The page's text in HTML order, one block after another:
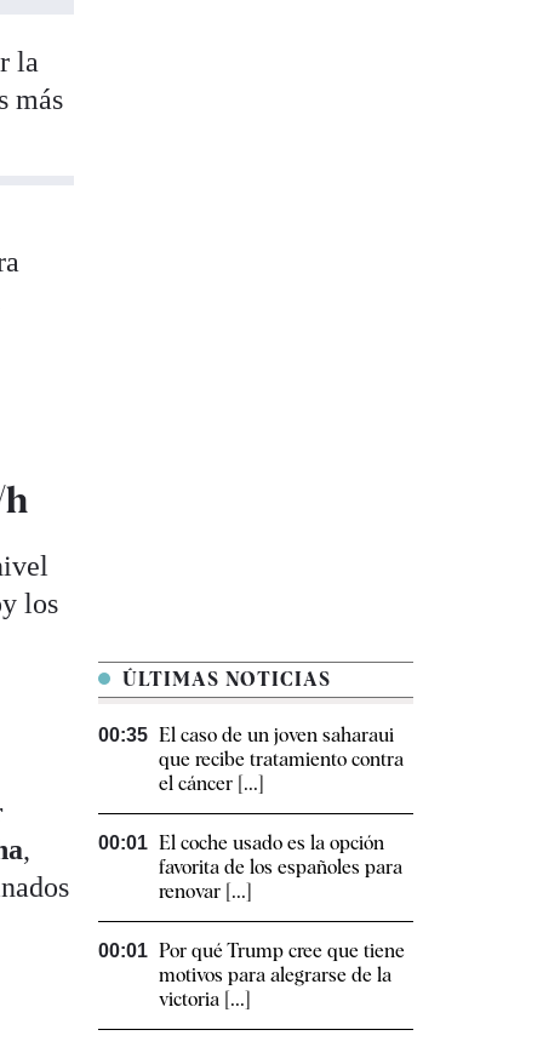
la
más
los
,
ÚLTIMAS NOTICIAS
00:35 El caso de un joven saharaui
que recibe tratamiento contra
el cáncer [...]
00:01 El coche usado es la opción
favorita de los españoles para
renovar [...]
00:01 Por qué Trump cree que tiene
motivos para alegrarse de la
victoria [...]